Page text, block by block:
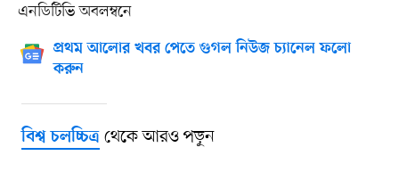
এনডিটিভি অবলম্বনে
প্রথম আলোর খবর পেতে গুগল নিউজ চ্যানেল ফলো
করুন
বিশ্ব চলচ্চিত্রথেকে আরও পড়ুন